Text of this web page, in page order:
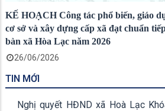
KẾ HOẠCH Công tác phổ biến, giáo
cơ sở và xây dựng cấp xã đạt chuẩn
bàn xã Hòa Lạc năm 2026
26/06/2026
TIN MỚI
Nghị quyết HĐND xã Hoà Lạc